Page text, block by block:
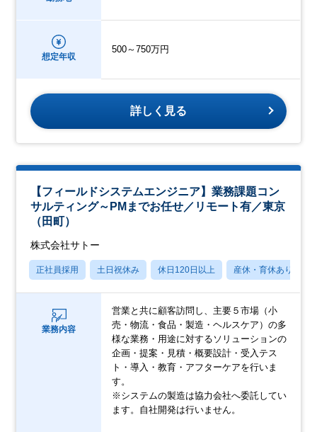
想定年収
500～750万円
詳しく見る
【フィールドシステムエンジニア】業務課題コン
サルティング～PMまでお任せ／リモート有／東京
（田町）
株式会社サトー
正社員採用 土日祝休み 休日120日以上 産休・育休あり
業務内容
営業と共に顧客訪問し、主要５市場（小
売・物流・食品・製造・ヘルスケア）の多
様な業務・用途に対するソリューションの
企画・提案・見積・概要設計・受入テス
ト・導入・教育・アフターケアを行いま
す。
※システムの製造は協力会社へ委託してい
ます。自社開発は行いません。